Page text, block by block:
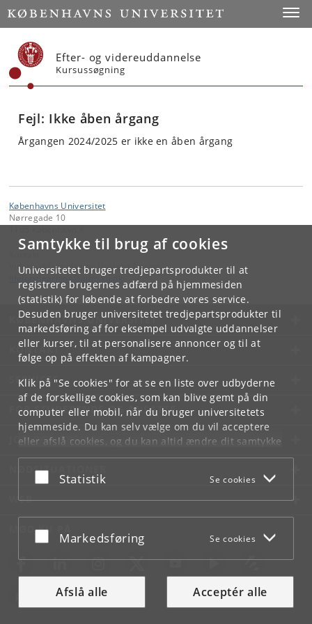
Samtykke til brug af cookies
Universitetet bruger tredjepartsprodukter til at
registrere brugernes adfærd på hjemmesiden
(statistik) for løbende at forbedre vores service.
Desuden bruger universitetet tredjepartsprodukter til
markedsføring af for eksempel udvalgte uddannelser
eller kurser, til at personalisere annoncer og til at
følge op på effekten af kampagner.
Klik på "Se cookies" for at se en liste over udbyderne
af de forskellige cookies, som kan blive gemt på din
computer eller mobil, når du bruger universitetets
hjemmeside. Du kan selv vælge om du vil acceptere
eller afslå cookies, og du kan altid ændre dit samtykke
underCookie- og privatlivspolitiksom du finder i
bunden af hver side.
Acceptér eller afslå
Statistik Se cookies
Acceptér eller afslå
Markedsføring Se cookies
Afslå alle Acceptér alle
Start
Efter- og videreuddannelse
Kursussøgning
Fejl: Ikke åben årgang
Årgangen 2024/2025 er ikke en åben årgang
Københavns Universitet
Nørregade 10
Videreuddannelse og Livslang Læring
.ku
KØBENHAVNS UNIVERSITET
KONTAKT
SERVICES
FOR STUDERENDE OG ANSATTE
JOB OG KARRIERE
NØDSITUATIONER
WEB
MØD KU PÅ